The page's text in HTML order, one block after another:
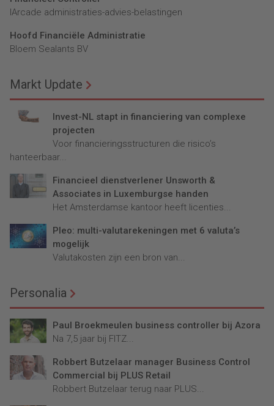
lArcade administraties-advies-belastingen
Hoofd Financiële Administratie
Bloem Sealants BV
Markt Update
Invest-NL stapt in financiering van complexe
projecten
Voor financieringsstructuren die risico’s
hanteerbaar...
Financieel dienstverlener Unsworth &
Associates in Luxemburgse handen
Het Amsterdamse kantoor heeft licenties...
Pleo: multi-valutarekeningen met 6 valuta’s
mogelijk
Valutakosten zijn een bron van...
Personalia
Paul Broekmeulen business controller bij Azora
Na 7,5 jaar bij FITZ...
Robbert Butzelaar manager Business Control
Commercial bij PLUS Retail
Robbert Butzelaar terug naar PLUS...